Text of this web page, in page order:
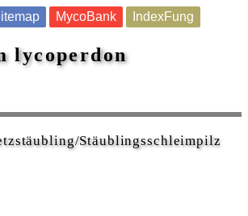
MycoBank IndexFung
lycoperdon
Stäublingsschleimpilz